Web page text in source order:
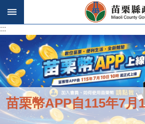
跳到主要內容區塊
:::
苗栗幣APP自115年7月